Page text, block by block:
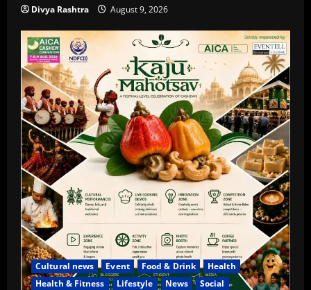
Divya Rashtra August 9, 2026
Cultural news Event Food & Drink
Health
Health & Fitness
Lifestyle News
Social